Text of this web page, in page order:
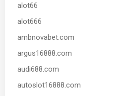
alot66
alot666
ambnovabet.com
argus16888.com
audi688.com
autoslot16888.com